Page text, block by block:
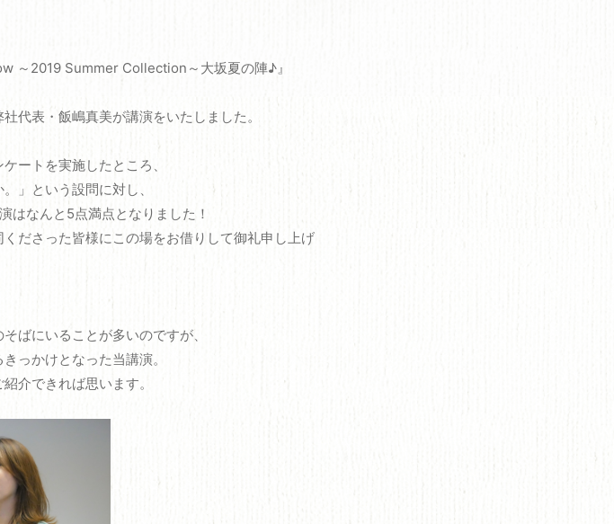
～2019 Summer Collection～大坂夏の陣♪』
代表・飯嶋真美が講演をいたしました。
ートを実施したところ、
」という設問に対し、
はなんと5点満点となりました！
ださった皆様にこの場をお借りして御礼申し上げ
ばにいることが多いのですが、
っかけとなった当講演。
介できれば思います。